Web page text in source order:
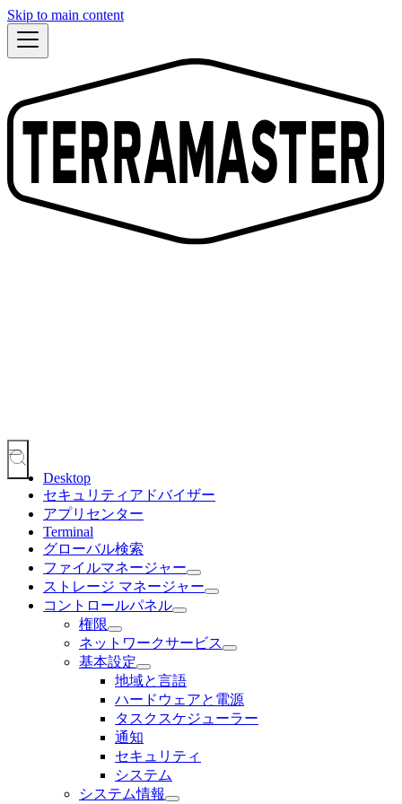
Skip to main content
Desktop
セキュリティアドバイザー
アプリセンター
Terminal
グローバル検索
ファイルマネージャー
ストレージ マネージャー
コントロールパネル
権限
ネットワークサービス
基本設定
地域と言語
ハードウェアと電源
タスクスケジューラー
通知
セキュリティ
システム
システム情報